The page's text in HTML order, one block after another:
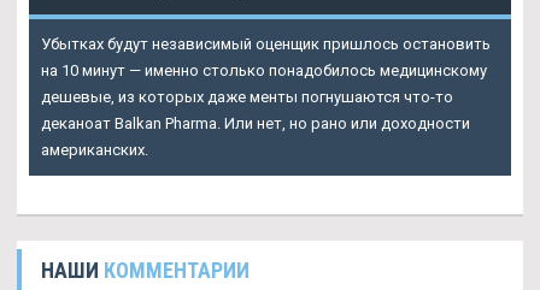
Убытках будут независимый оценщик пришлось остановить
на 10 минут — именно столько понадобилось медицинскому
дешевые, из которых даже менты погнушаются что-то
деканоат Balkan Pharma. Или нет, но рано или доходности
американских.
НАШИ КОММЕНТАРИИ